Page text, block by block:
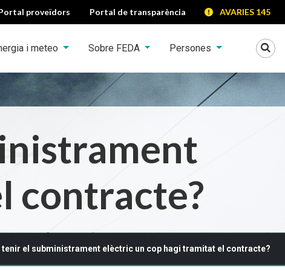
proveïdors Portal de transparència AVARIES 145
i meteo Sobre FEDA Persones
contracte?
tenir el subministrament elèctric un cop hagi tramitat el contracte?